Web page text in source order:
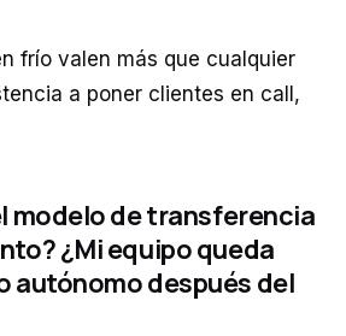
frío valen más que cualquier
a poner clientes en call,
modelo de transferencia
¿Mi equipo queda
autónomo después del